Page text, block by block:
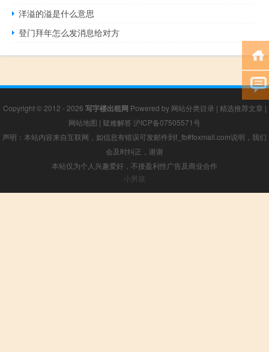
洋溢的溢是什么意思
登门拜年怎么发消息给对方
Copyright © 2012 - 2026 写字楼出租网 Powered by 网站分类目录 | 精选推荐文章 |
网站地图 | 疑难解答 沪ICP备07505571号
声明：本站内容来自互联网，如信息有错误可发邮件到f_fb#foxmail.com说明，我们
会及时纠正，谢谢
本站仅为个人兴趣爱好，不接盈利性广告及商业合作
小男孩